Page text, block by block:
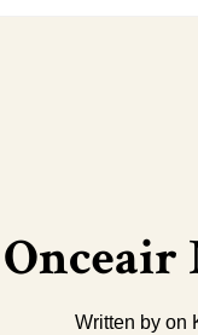
Onceair
Written by on